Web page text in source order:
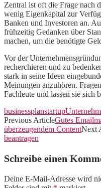
Zentral ist oft die Frage nach
wenig Eigenkapital zur
Banken und Investoren an.
frühzeitig Gedanken über
machen, um die benötigte
Vor der
recherchieren und zu
stark in seine Ideen
Meinungen anzuhören.
Fachleute und lassen sie sich
businessplanstartup
Previous ArticleGutes
überzeugendem ContentNext
beantragen
Schreibe einen
Deine E-Mail-Adresse wird